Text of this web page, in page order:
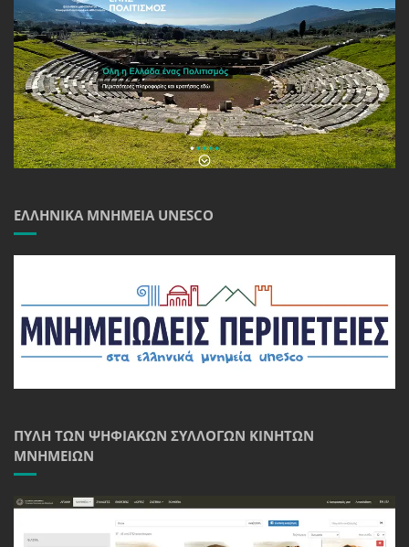
ΕΛΛΗΝΙΚΆ ΜΝΗΜΕΊΑ UNESCO
ΠΎΛΗ ΤΩΝ ΨΗΦΙΑΚΏΝ ΣΥΛΛΟΓΏΝ ΚΙΝΗΤΏΝ
ΜΝΗΜΕΊΩΝ